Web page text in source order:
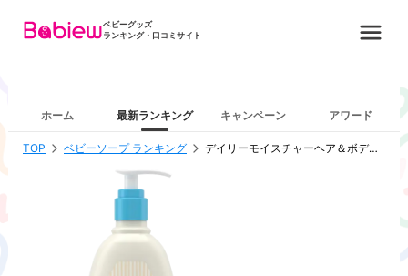
ベビーグッズ
ランキング・口コミサイト
ホーム 最新ランキング キャンペーン アワード
TOP ベビーソープ ランキング デイリーモイスチャーヘア＆ボディシャンプー